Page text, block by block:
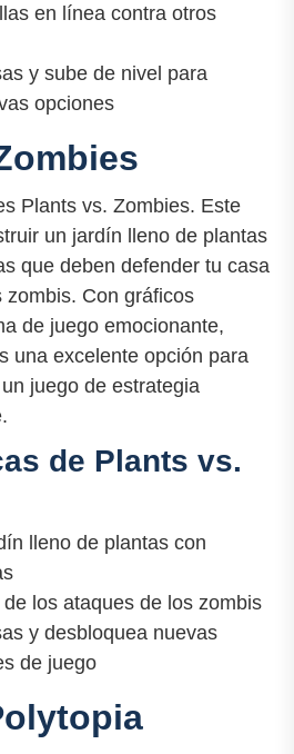
en línea contra otros
y sube de nivel para
opciones
Plants vs. Zombies. Este
un jardín lleno de plantas
que deben defender tu casa
Con gráficos
de juego emocionante,
una excelente opción para
juego de estrategia
de Plants vs.
lleno de plantas con
los ataques de los zombis
y desbloquea nuevas
de juego